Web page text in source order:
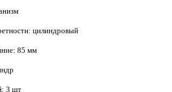
цилиндровый
85 мм
3 шт